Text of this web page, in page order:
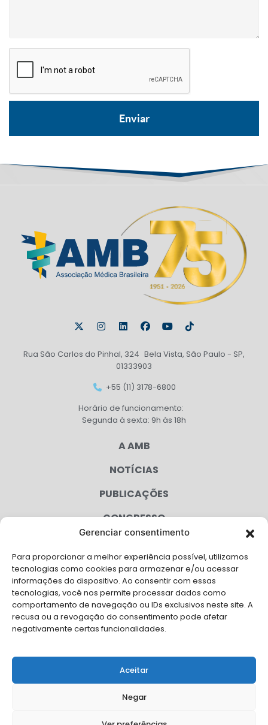
Gerenciar consentimento
Para proporcionar a melhor experiência possível, utilizamos
tecnologias como cookies para armazenar e/ou acessar
informações do dispositivo. Ao consentir com essas
tecnologias, você nos permite processar dados como
comportamento de navegação ou IDs exclusivos neste site. A
recusa ou a revogação do consentimento pode afetar
negativamente certas funcionalidades.
Aceitar
Negar
Rua São Carlos do Pinhal, 324 Bela Vista, São Paulo - SP,
01333903
+55 (11) 3178-6800
Horário de funcionamento:
Segunda à sexta: 9h às 18h
A AMB
NOTÍCIAS
PUBLICAÇÕES
CONGRESSO
CAMPANHAS
SERVIÇOS
FILIADAS
FALE CONOSCO
Solicite Apoio Institucional da AMB para o seu evento